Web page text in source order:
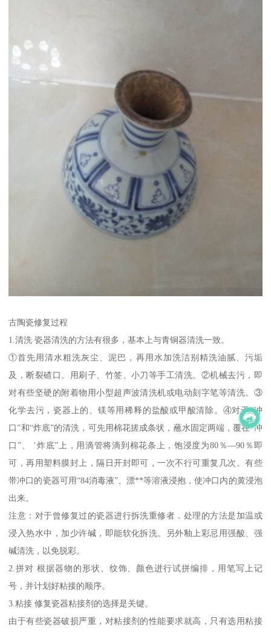
古陶瓷修复过程
1.清洗 瓷器清洗的方法有很多，基本上与青铜器清洗一致。
①首先用清水粗洗灰尘、泥巴，再用水加洗洁别精洗油腻、污垢
及，断裂碴口。用刷子、竹签、小刀等手工清洗。②机械去污，即
对有些坚硬的附着物用小型超声波清洗机或电动刻字笔等清洗。③
化学去污，瓷器上的、镁等用稀释的盐酸或甲酸清除。④对于“冲
口”和“炸底”的清洗，可先用棉花搓成条状，蘸水固定两端，覆在“冲
口”、 ‘炸底”上，用滴管将滴到棉花条上，饱浸度为80％—90％即
可，再用塑料膜封上，隔日开封即可，一次不行可重复几次。有些
带冲口的瓷器可用“84消毒液”、漂**等溶液浸抱，使冲口内的黄浸泡
出来。
注意：对于曾修复过的瓷器进行拆洗重修者．处理的方法是加温或
浸入热水中，加少许碱，即能软化拆洗。另外釉上彩忌用强酸、强
碱清洗，以免脱彩。
2.拼对 根据器物的形状、纹饰、颜色进行试拼编排，用笔写上记
号，并计划好粘接的顺序。
3.粘接 修复瓷器粘接剂的选择是关键。
由于有些瓷器破损严重，对粘接剂的性能要求就高，只有选用粘接